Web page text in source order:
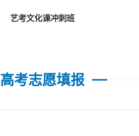
艺考文化课冲刺班
高考志愿填报